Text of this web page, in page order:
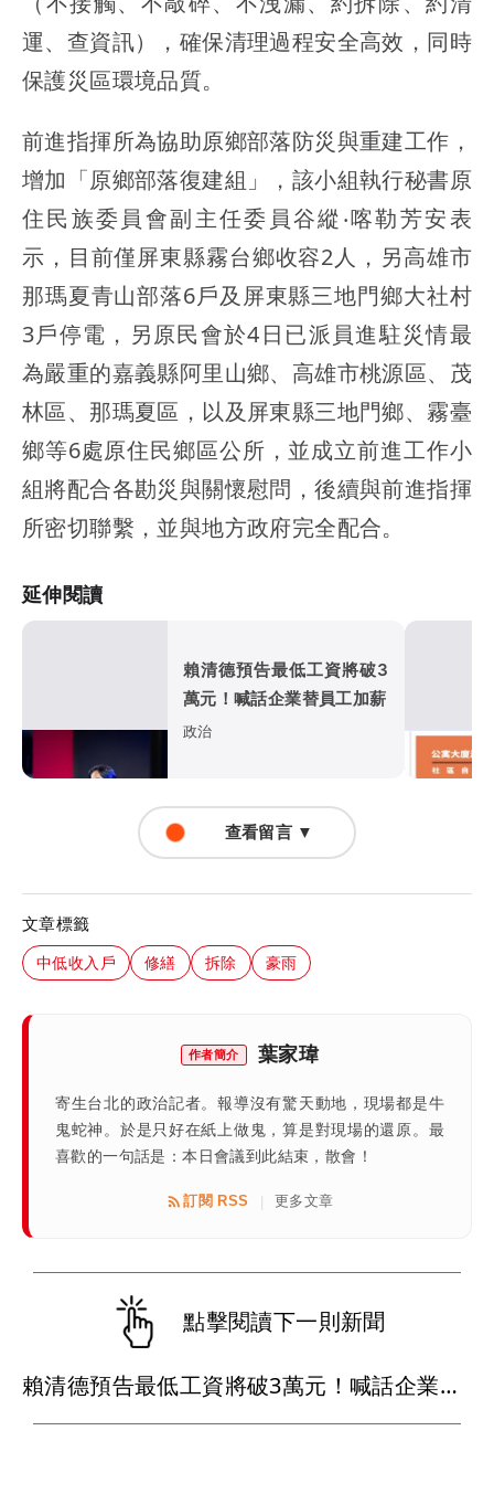
運、查資訊），確保清理過程安全高效，同時
保護災區環境品質。
前進指揮所為協助原鄉部落防災與重建工作，
增加「原鄉部落復建組」，該小組執行秘書原
住民族委員會副主任委員谷縱‧喀勒芳安表
示，目前僅屏東縣霧台鄉收容2人，另高雄市
那瑪夏青山部落6戶及屏東縣三地門鄉大社村
3戶停電，另原民會於4日已派員進駐災情最
為嚴重的嘉義縣阿里山鄉、高雄市桃源區、茂
林區、那瑪夏區，以及屏東縣三地門鄉、霧臺
鄉等6處原住民鄉區公所，並成立前進工作小
組將配合各勘災與關懷慰問，後續與前進指揮
所密切聯繫，並與地方政府完全配合。
延伸閱讀
賴清德預告最低工資將破3
萬元！喊話企業替員工加薪
政治
查看留言 ▼
文章標籤
中低收入戶 修繕 拆除 豪雨
作者簡介 葉家瑋
寄生台北的政治記者。報導沒有驚天動地，現場都是牛
鬼蛇神。於是只好在紙上做鬼，算是對現場的還原。最
喜歡的一句話是：本日會議到此結束，散會！
訂閱 RSS | 更多文章
點擊閱讀下一則新聞
賴清德預告最低工資將破3萬元！喊話企業替員工加薪